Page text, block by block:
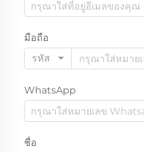
มือถือ
รหัส
WhatsApp
ชื่อ